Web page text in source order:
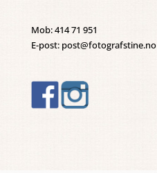
Mob: 414 71 951
E-post: post@fotografstine.no